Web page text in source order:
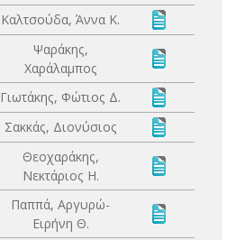
Καλτσούδα, Άννα Κ.
Ψαράκης,
Χαράλαμπος
Γιωτάκης, Φώτιος Δ.
Σακκάς, Διονύσιος
Θεοχαράκης,
Νεκτάριος Η.
Παππά, Αργυρώ-
Ειρήνη Θ.